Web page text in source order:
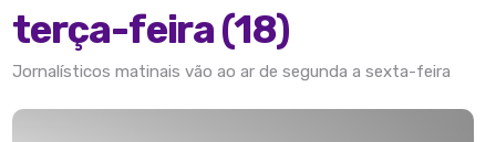
terça-feira (18)
Jornalísticos matinais vão ao ar de segunda a sexta-feira